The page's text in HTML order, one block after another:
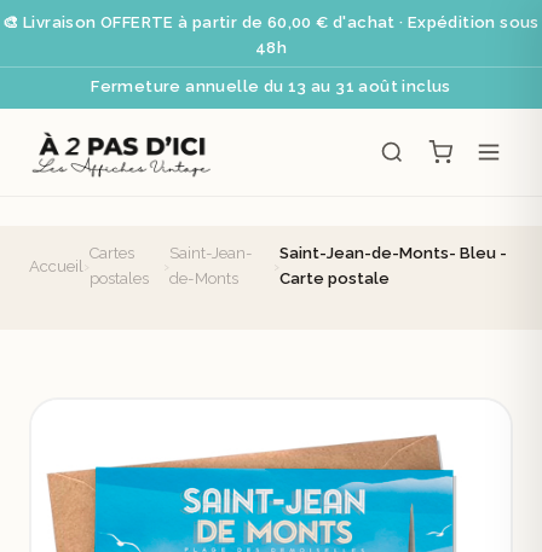
🎨 Livraison OFFERTE à partir de 60,00 € d'achat · Expédition sous
48h
Fermeture annuelle du 13 au 31 août inclus
Accueil
Cartes
postales
Saint-Jean-
de-Monts
Saint-Jean-de-Monts- Bleu -
Carte postale